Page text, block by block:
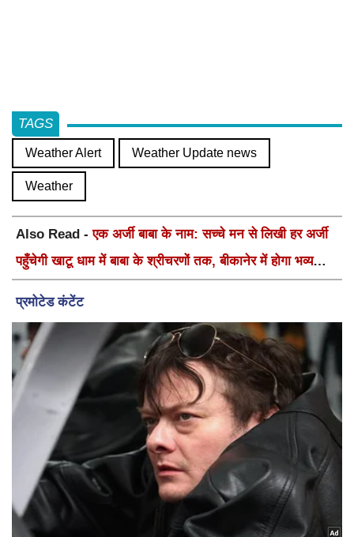
TAGS
Weather Alert Weather Update news
Weather
Also Read -एक अर्जी बाबा के नाम: सच्चे मन से लिखी हर अर्जी
पहुँचेगी खाटू धाम में बाबा के श्रीचरणों तक, बीकानेर में होगा भव्य